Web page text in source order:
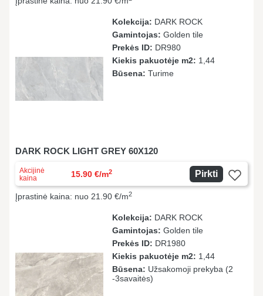
Kolekcija: DARK ROCK
Gamintojas: Golden tile
Prekės ID: DR980
Kiekis pakuotėje m2: 1,44
Būsena: Turime
DARK ROCK LIGHT GREY 60X120
Akcijinė
kaina
15.90 €/m2 Pirkti
Įprastinė kaina: nuo 21.90 €/m2
Kolekcija: DARK ROCK
Gamintojas: Golden tile
Prekės ID: DR1980
Kiekis pakuotėje m2: 1,44
Būsena: Užsakomoji prekyba (2
-3savaitės)